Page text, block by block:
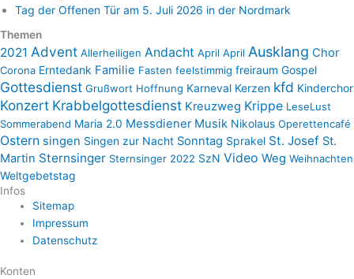
Tag der Offenen Tür am 5. Juli 2026 in der Nordmark
Themen
2021 Advent Allerheiligen Andacht April April Ausklang Chor
Corona Erntedank Familie Fasten feelstimmig freiraum Gospel
Gottesdienst Grußwort Hoffnung Karneval Kerzen kfd Kinderchor
Konzert Krabbelgottesdienst Kreuzweg Krippe LeseLust
Sommerabend Maria 2.0 Messdiener Musik Nikolaus Operettencafé
Ostern singen Singen zur Nacht Sonntag Sprakel St. Josef St.
Martin Sternsinger Sternsinger 2022 SzN Video Weg Weihnachten
Weltgebetstag
Infos
Sitemap
Impressum
Datenschutz
Konten